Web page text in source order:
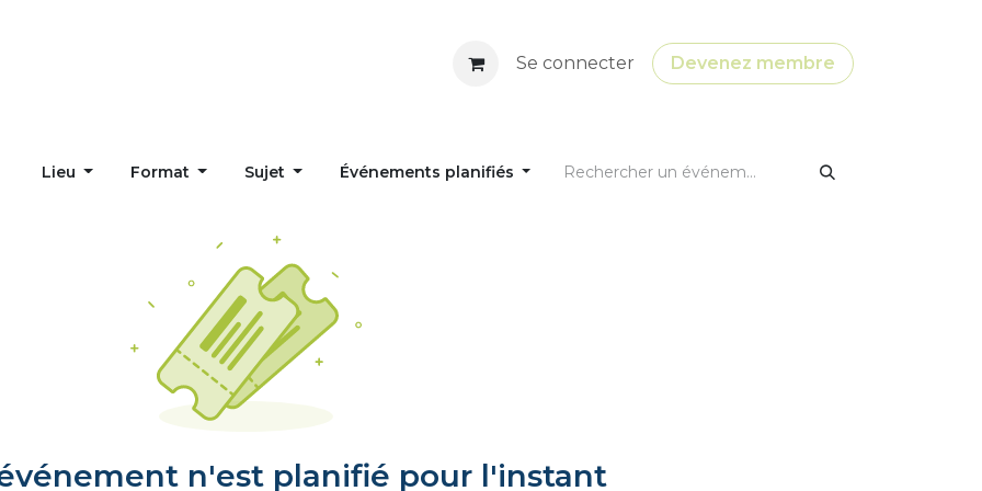
Se connecter Devenez membre
Lieu Format Sujet Événements planifiés
n'est planifié pour l'instant